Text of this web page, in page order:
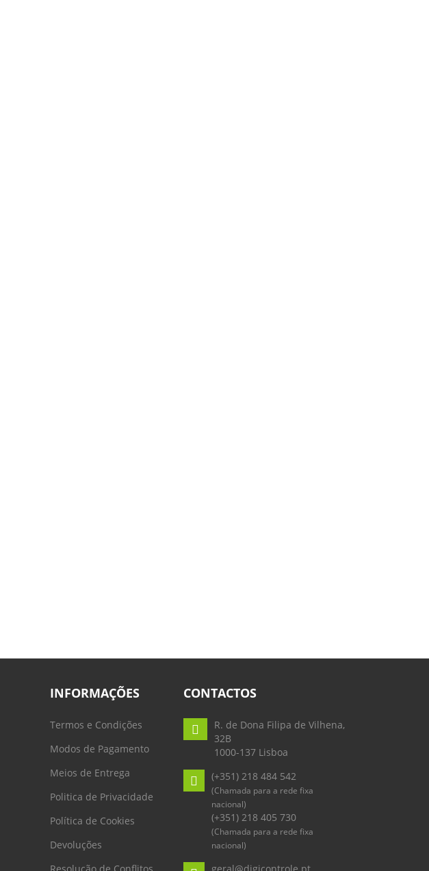
INFORMAÇÕES
Termos e Condições
Modos de Pagamento
Meios de Entrega
Politica de Privacidade
Política de Cookies
Devoluções
CONTACTOS
R. de Dona Filipa de Vilhena,
32B
1000-137 Lisboa
(+351) 218 484 542
(Chamada para a rede fixa
nacional)
(+351) 218 405 730
(Chamada para a rede fixa
nacional)